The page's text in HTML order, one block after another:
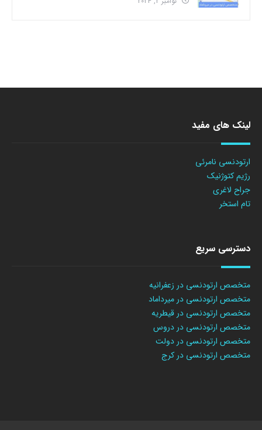
لینک های مفید
ارتودنسی نامرئی
رژیم کتوژنیک
جراح لاغری
تام استخر
دسترسی سریع
متخصص ارتودنسی در زعفرانیه
متخصص ارتودنسی در میرداماد
متخصص ارتودنسی در قیطریه
متخصص ارتودنسی در دروس
متخصص ارتودنسی در دولت
متخصص ارتودنسی در کرج